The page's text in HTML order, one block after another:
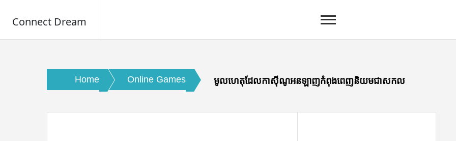
Connect Dream
Home Online Games មូលហេតុដែលកាស៊ីណូអនឡាញកំពុងពេញនិយមជាសកល